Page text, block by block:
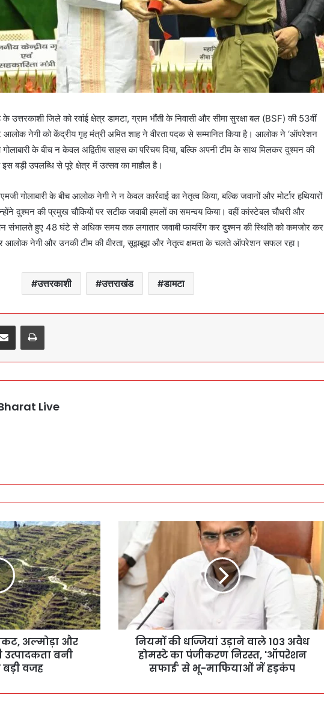
उत्तरकाशी जिले को रवांई क्षेत्र डामटा, ग्राम भौंती के निवासी और सीमा सुरक्षा बल (BSF) की 53वीं
नेगी को केंद्रीय गृह मंत्री अमित शाह ने वीरता पदक से सम्मानित किया है। आलोक ने ‘ऑपरेशन
गोलाबारी के बीच न केवल अद्वितीय साहस का परिचय दिया, बल्कि अपनी टीम के साथ मिलकर दुश्मन की
बड़ी उपलब्धि से पूरे क्षेत्र में उत्सव का माहौल है।
गोलाबारी के बीच आलोक नेगी ने न केवल कार्रवाई का नेतृत्व किया, बल्कि जवानों और मोर्टार हथियारों
दुश्मन की प्रमुख चौकियों पर सटीक जवाबी हमलों का समन्वय किया। वहीं कांस्टेबल चौधरी और
संभालते हुए 48 घंटे से अधिक समय तक लगातार जवाबी फायरिंग कर दुश्मन की स्थिति को कमजोर कर
आलोक नेगी और उनकी टीम की वीरता, सूझबूझ और नेतृत्व क्षमता के चलते ऑपरेशन सफल रहा।
उत्तरकाशी उत्तराखंड डामटा
Live
अल्मोड़ा और
उत्पादकता बनी
वजह
नियमों की धज्जियां उड़ाने वाले 103 अवैध
होमस्टे का पंजीकरण निरस्त, 'ऑपरेशन
सफाई' से भू-माफियाओं में हड़कंप